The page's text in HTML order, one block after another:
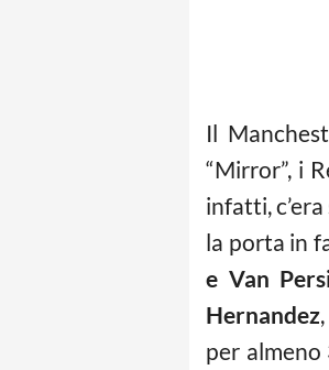
Il
“Mirror”, i
infatti,
la porta in
e Van
Hernandez
per almeno